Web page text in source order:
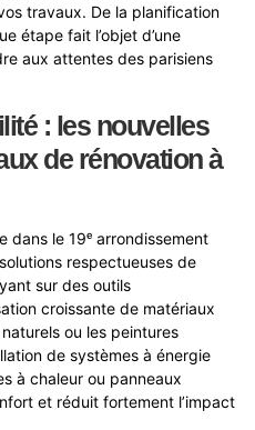
travaux. De la planification
étape fait l’objet d’une
aux attentes des parisiens
: les nouvelles
de rénovation à
dans le 19ᵉ arrondissement
respectueuses de
sur des outils
croissante de matériaux
ou les peintures
de systèmes à énergie
à chaleur ou panneaux
et réduit fortement l’impact